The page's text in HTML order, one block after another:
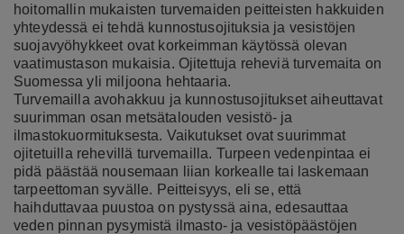
hoitomallin mukaisten turvemaiden peitteisten hakkuiden
yhteydessä ei tehdä kunnostusojituksia ja vesistöjen
suojavyöhykkeet ovat korkeimman käytössä olevan
vaatimustason mukaisia. Ojitettuja reheviä turvemaita on
Suomessa yli miljoona hehtaaria.
Turvemailla avohakkuu ja kunnostusojitukset aiheuttavat
suurimman osan metsätalouden vesistö- ja
ilmastokuormituksesta. Vaikutukset ovat suurimmat
ojitetuilla rehevillä turvemailla. Turpeen vedenpintaa ei
pidä päästää nousemaan liian korkealle tai laskemaan
tarpeettoman syvälle. Peitteisyys, eli se, että
haihduttavaa puustoa on pystyssä aina, edesauttaa
veden pinnan pysymistä ilmasto- ja vesistöpäästöjen